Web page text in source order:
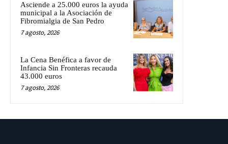
Asciende a 25.000 euros la ayuda
municipal a la Asociación de
Fibromialgia de San Pedro
7 agosto, 2026
La Cena Benéfica a favor de
Infancia Sin Fronteras recauda
43.000 euros
7 agosto, 2026